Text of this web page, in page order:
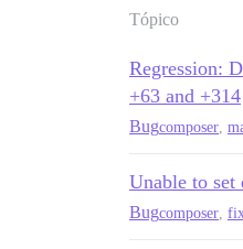
Tópico
Regression:
+63 and +314
Bugcomposer
Unable to set
Bugcomposer